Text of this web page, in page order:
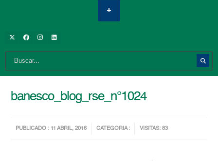
banesco_blog_rse_n°1024
PUBLICADO : 11 ABRIL, 2016 CATEGORIA : VISITAS: 83